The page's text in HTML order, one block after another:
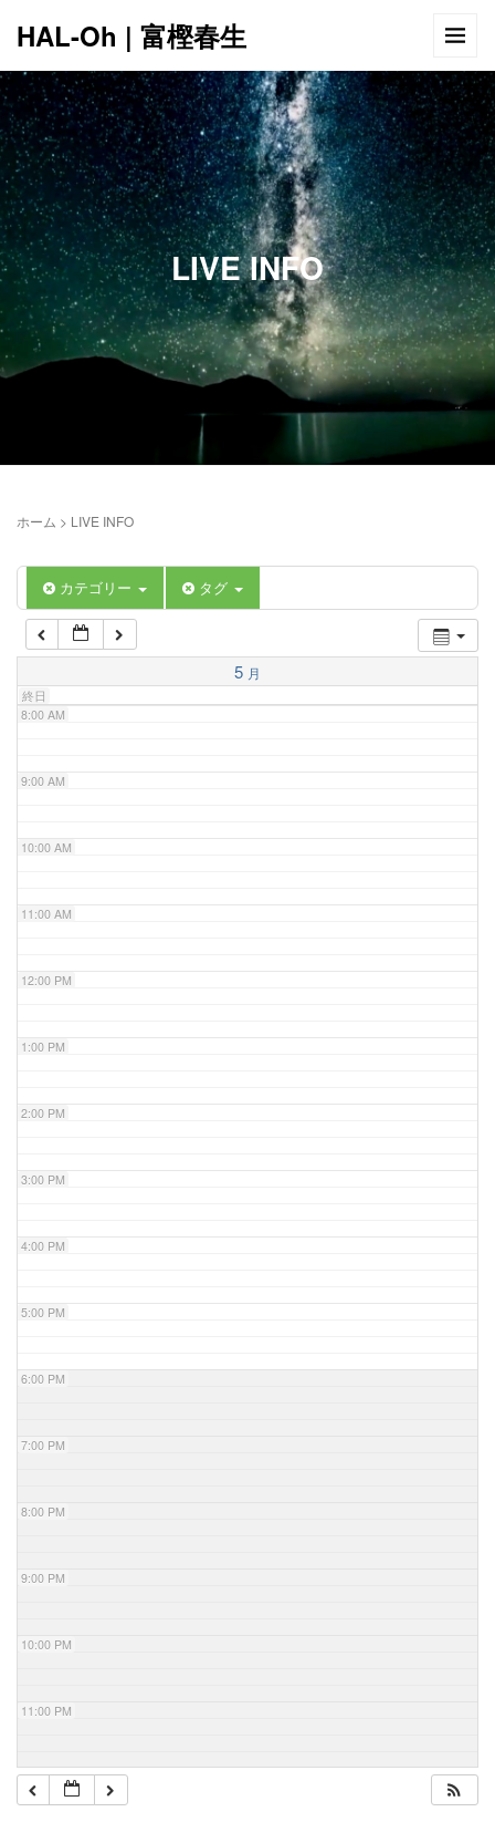
HAL-Oh | 富樫春生
LIVE INFO
ホーム > LIVE INFO
カテゴリー タグ
5 月
終日
12:00 AM
1:00 AM
2:00 AM
5:00 AM
6:00 AM
7:00 AM
8:00 AM
9:00 AM
10:00 AM
11:00 AM
12:00 PM
1:00 PM
2:00 PM
3:00 PM
4:00 PM
5:00 PM
6:00 PM
7:00 PM
8:00 PM
9:00 PM
10:00 PM
11:00 PM